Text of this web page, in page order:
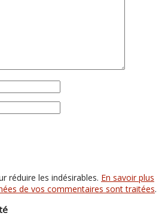
réduire les indésirables. En savoir plus
de vos commentaires sont traitées.